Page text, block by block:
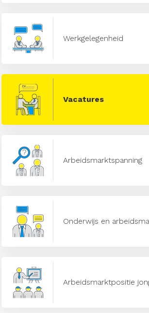
Werkgelegenheid
Vacatures
Arbeidsmarktspanning
Onderwijs en
Arbeidsmarktpositie